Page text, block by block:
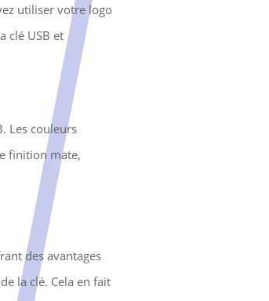
utiliser votre logo
clé USB et
Les couleurs
finition mate,
des avantages
la clé. Cela en fait